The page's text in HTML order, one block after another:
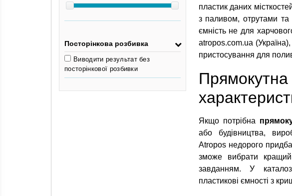
Посторінкова розбивка
Виводити результат без
посторінкової розбивки
пластик даних
з паливом, отрутами та
ємність не для
atropos.com.ua
пристосування для
Якщо потрібна
або будівництва,
Atropos недорого
зможе вибрати кращий
завданням. У
пластикові ємності з